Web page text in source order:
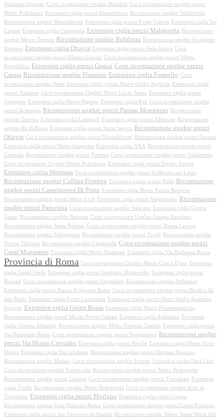
Aradama Ipponio Corsi ricostruzione unghie Mandela Corsi ricostruzione unghie prezzi
Metro Policlinico
Extension ciglia prezzi Alessandrino
Ricostruzione unghie Vallinfreda
Ricostruzione unghie Montelibretti
Extension ciglia prezzi Ponte Galeria
Extension ciglia Tor
Lupara
Extension ciglia Castagnola Extension ciglia prezzi Malagrotta
Ricostruzione
unghie Metro Termini Ricostruzione unghie Bufalotta
Ricostruzione unghie Arcinazzo
Romano Extension ciglia Ottavia Extension ciglia prezzi Ostia Antica Corsi
ricostruzione unghie prezzi Albano Laziale Corsi ricostruzione unghie prezzi Metro
Repubblica Extension ciglia prezzi Granai Corsi ricostruzione unghie prezzi
Cassia Ricostruzione unghie Flaminio Extension ciglia Formello Corsi
ricostruzione unghie Nemi
Extension ciglia prezzi Metro Giulio Agricola
Extension ciglia
prezzi Nazzano Corsi ricostruzione Unghie Metro Lucio Sestio
Extension ciglia prezzi
Ciampino
Extension ciglia Metro Pigneto Extension ciglia Poli Corsi ricostruzione unghie
prezzi Ardeatina Ricostruzione unghie prezzi Pantan Monastero
Ricostruzione
unghie Torrino
Extension ciglia Ladispoli Extension ciglia prezzi Alberone
Ricostruzione
unghie Re di Roma
Extension ciglia prezzi Santa Severa Ricostruzione unghie prezzi
Ottavia Corsi ricostruzione unghie prezzi Montelibretti
Ricostruzione unghie prezzi Gerano
Extension ciglia prezzi Metro Anagnina
Extension ciglia AXA
Ricostruzione unghie prezzi
Cinecittà
Ricostruzione unghie prezzi Termini Corsi ricostruzione unghie prezzi Vallinfreda
Corsi ricostruzione Unghie Metro Policlinico
Extension ciglia prezzi Divino Amore
Extension ciglia Mentana Corsi ricostruzione unghie prezzi Gallicano nel Lazio
Ricostruzione unghie Collina Fleming Extension ciglia prezzi Tolfa Ricostruzione
unghie prezzi Castelnuovo Di Porto
Extension ciglia Metro Piazza Bologna
Ricostruzione unghie prezzi Metro Lodi
Extension ciglia prezzi Maglianella Ricostruzione
unghie prezzi Farnesina Corsi ricostruzione unghie Vaticano
Extension ciglia Centro
Giano
Ricostruzione unghie Bravetta Corsi ricostruzione Unghie Campo Ascolano
Ricostruzione unghie Santa Paloma Corsi ricostruzione unghie prezzi Piazza Cavour
Ricostruzione unghie Falcognana
Ricostruzione unghie prezzi Tivoli
Ricostruzione unghie
Torrita Tiberina
Ricostruzione unghie Capannelle Corsi ricostruzione unghie prezzi
Casal Monastero
Extension ciglia Metro Malatesta Extension ciglia Via Barberini Roma
Provincia di Roma Corsi ricostruzione Unghie Metro Conca D'oro
Extension
ciglia Castel Verde
Extension ciglia prezzi Guidonia Montecelio
Extension ciglia prezzi
Parione Corsi ricostruzione unghie prezzi Anguillara
Ricostruzione unghie Ardeatino
Extension ciglia prezzi Piazza di Spagna Roma Corsi ricostruzione unghie prezzi Basilica Di
San Paolo
Extension ciglia Fonte Laurentina
Extension ciglia prezzi Metro Amba Aradama
Ipponio Extension ciglia Grotta Rossa
Extension ciglia Metro Pontemammolo
Ricostruzione unghie prezzi Monte Porzio Catone
Extension ciglia Ardeatino
Extension
ciglia Oceano Atlantico
Ricostruzione unghie Metro Fontana Candita
Extension ciglia prezzi
Via Nazionale Roma Corsi ricostruzione unghie prezzi Spregamore Ricostruzione unghie
prezzi Via Monte Cervialto
Extension ciglia prezzi Percile
Extension ciglia Metro Torre
Maura
Extension ciglia San Giuliano
Ricostruzione unghie prezzi Olevano Romano
Ricostruzione unghie Marino Corsi ricostruzione unghie Focene
Extension ciglia Ostia Lido
Corsi ricostruzione unghie Frattocchie
Ricostruzione unghie prezzi Metro Bolognetta
Ricostruzione unghie prezzi Lariano Corsi ricostruzione unghie prezzi Tuscolano
Extension
ciglia Trullo
Ricostruzione unghie Metro Bolognetta Corsi ricostruzione unghie Arco di
Travertino Extension ciglia prezzi Morlupo
Extension ciglia prezzi Cogna
Ricostruzione unghie Viale Marconi Roma Corsi ricostruzione unghie prezzi Castel Porziano
Extension ciglia prezzi San Gregorio da Sassola
Ricostruzione unghie Metro Santa Maria Del